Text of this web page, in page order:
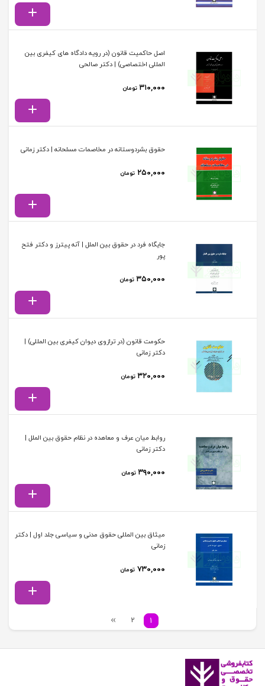
اصل حاکمیت قانون (در رویه دادگاه های کیفری بین
المللی اختصاصی) | دکتر صالحی
۳۱۰,۰۰۰ تومان
حقوق بشردوستانه در مخاصمات مسلحانه | دکتر زمانی
۲۵۰,۰۰۰ تومان
جایگاه فرد در حقوق بین الملل | آنه پیترز و دکتر فتح
پور
۳۵۰,۰۰۰ تومان
حکومت قانون (در ترازوی دیوان کیفری بین المللی) |
دکتر زمانی
۳۲۰,۰۰۰ تومان
روابط میان عرف و معاهده در نظام حقوق بین الملل |
دکتر زمانی
۳۹۰,۰۰۰ تومان
میثاق بین المللی حقوق مدنی و سیاسی جلد اول | دکتر
زمانی
۷۳۰,۰۰۰ تومان
1
2